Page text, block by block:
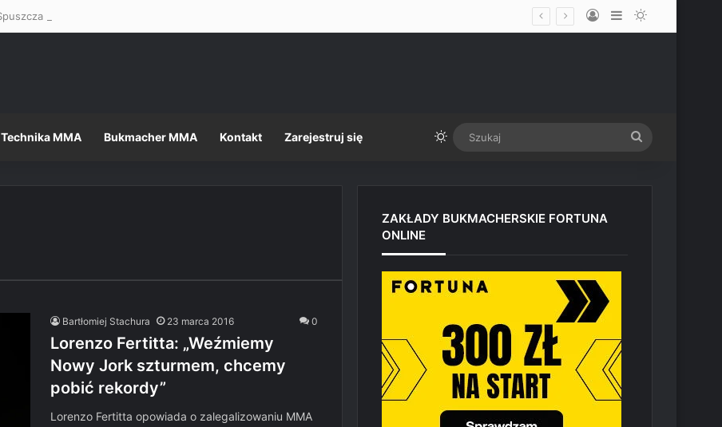
Log InSidebarSwitch skin
Technika MMA Bukmacher MMA Kontakt Zarejestruj się Switch skin
Bartłomiej Stachura 23 marca 2016 0
Lorenzo Fertitta: „Weźmiemy
Nowy Jork szturmem, chcemy
pobić rekordy”
Lorenzo Fertitta opowiada o zalegalizowaniu MMA
ZAKŁADY BUKMACHERSKIE FORTUNA
ONLINE